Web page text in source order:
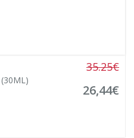
35.25€
26,44€